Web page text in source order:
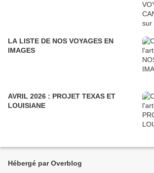
LA LISTE DE NOS VOYAGES EN
IMAGES
AVRIL 2026 : PROJET TEXAS ET
LOUISIANE
Hébergé par Overblog